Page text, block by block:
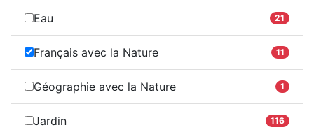
Eau 21
Français avec la Nature 11
Géographie avec la Nature 1
Jardin 116